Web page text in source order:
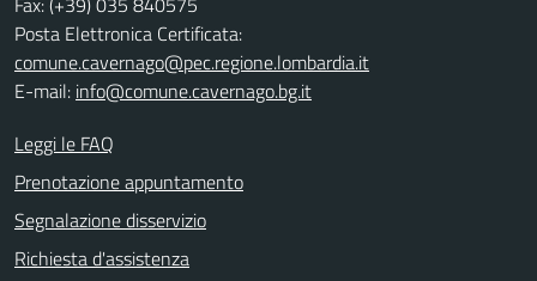
Posta Elettronica Certificata:
comune.cavernago@pec.regione.lombardia.it
E-mail: info@comune.cavernago.bg.it
Leggi le FAQ
Prenotazione appuntamento
Segnalazione disservizio
Richiesta d'assistenza